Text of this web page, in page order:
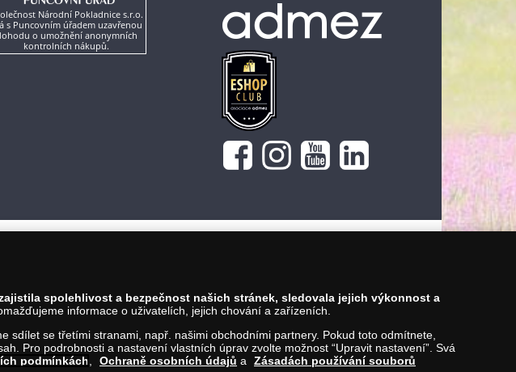
Národní Pokladnice s.r.o.
s Puncovním úřadem uzavřenou
o umožnění anonymních
kontrolních nákupů.
spolehlivost a bezpečnost našich stránek, sledovala jejich výkonnost a
informace o uživatelích, jejich chování a zařízeních.
sdílet se třetími stranami, např. našimi obchodními partnery. Pokud toto odmítnete,
Pro podrobnosti a nastavení vlastních úprav zvolte možnost “Upravit nastavení”. Svá
podmínkách Ochraně osobních údajů a
Zásadách používání souborů